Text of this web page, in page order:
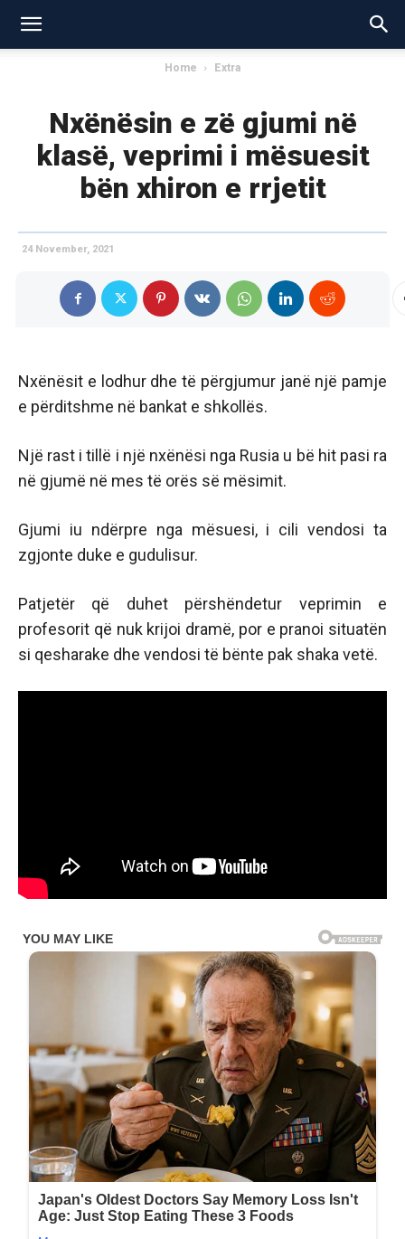
Home Extra
Nxënësin e zë gjumi në
klasë, veprimi i mësuesit
bën xhiron e rrjetit
24 November, 2021
Nxënësit e lodhur dhe të përgjumur janë një pamje
e përditshme në bankat e shkollës.
Një rast i tillë i një nxënësi nga Rusia u bë hit pasi ra
në gjumë në mes të orës së mësimit.
Gjumi iu ndërpre nga mësuesi, i cili vendosi ta
zgjonte duke e gudulisur.
Patjetër që duhet përshëndetur veprimin e
profesorit që nuk krijoi dramë, por e pranoi situatën
si qesharake dhe vendosi të bënte pak shaka vetë.